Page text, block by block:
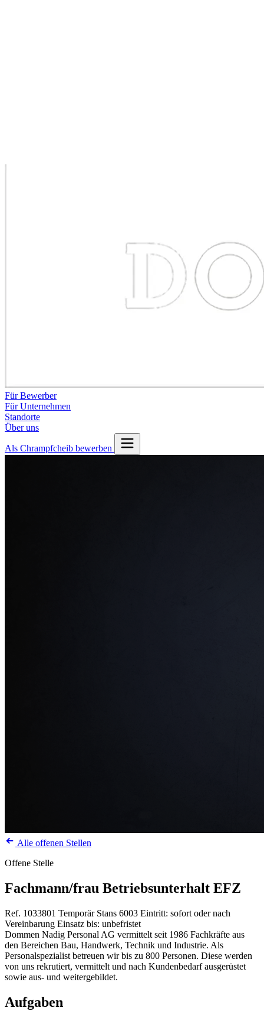
Für Bewerber
Für Unternehmen
Standorte
Über uns
Als Chrampfcheib bewerben
Alle offenen Stellen
Offene Stelle
Fachmann/frau Betriebsunterhalt EFZ
Ref. 1033801 Temporär Stans 6003 Eintritt: sofort oder nach
Vereinbarung Einsatz bis: unbefristet
Dommen Nadig Personal AG vermittelt seit 1986 Fachkräfte aus
den Bereichen Bau, Handwerk, Technik und Industrie. Als
Personalspezialist betreuen wir bis zu 800 Personen. Diese werden
von uns rekrutiert, vermittelt und nach Kundenbedarf ausgerüstet
sowie aus- und weitergebildet.
Aufgaben